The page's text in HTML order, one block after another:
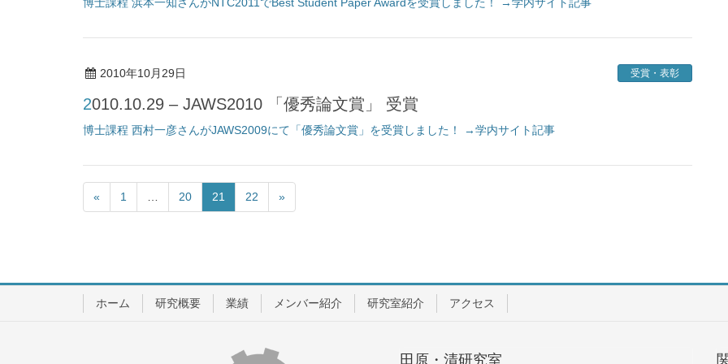
2010年10月29日 受賞・表彰
2010.10.29 – JAWS2010 「優秀論文賞」 受賞
博士課程 西村一彦さんがJAWS2009にて「優秀論文賞」を受賞しました！ →学内サイト記事
« 1 20 21 22 »
ホーム 研究概要 業績 メンバー紹介 研究室紹介 アクセス
田原・清研究室